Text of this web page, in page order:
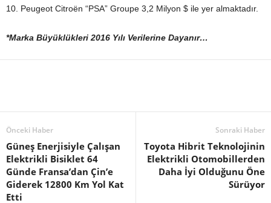
10. Peugeot Citroën “PSA” Groupe 3,2 Milyon $ ile yer almaktadır.
*Marka Büyüklükleri 2016 Yılı Verilerine Dayanır…
Önceki Haber
Güneş Enerjisiyle Çalışan
Elektrikli Bisiklet 64
Günde Fransa’dan Çin’e
Giderek 12800 Km Yol Kat
Etti
Sonraki Haber
Toyota Hibrit Teknolojinin
Elektrikli Otomobillerden
Daha İyi Olduğunu Öne
Sürüyor